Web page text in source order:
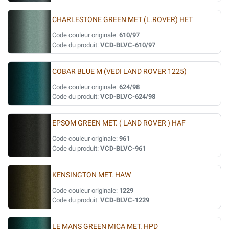
CHARLESTONE GREEN MET (L.ROVER) HET
Code couleur originale: 610/97
Code du produit: VCD-BLVC-610/97
COBAR BLUE M (VEDI LAND ROVER 1225)
Code couleur originale: 624/98
Code du produit: VCD-BLVC-624/98
EPSOM GREEN MET. ( LAND ROVER ) HAF
Code couleur originale: 961
Code du produit: VCD-BLVC-961
KENSINGTON MET. HAW
Code couleur originale: 1229
Code du produit: VCD-BLVC-1229
LE MANS GREEN MICA MET. HPD